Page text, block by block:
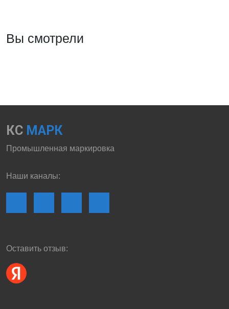
Вы смотрели
КС МАРК
Промышленная маркировка
Наши каналы:
Оставить отзыв: